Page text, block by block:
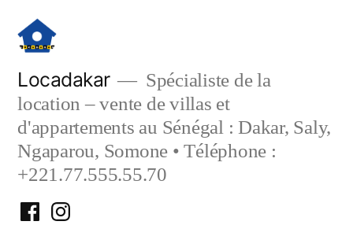
contenu
Locadakar
Spécialiste de la
location – vente de villas et
d'appartements au Sénégal : Dakar, Saly,
Ngaparou, Somone • Téléphone :
+221.77.555.55.70
FacebookInstagram